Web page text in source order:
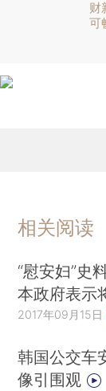
财
可
相关阅读
“慰安妇”史
本政府表示
2017年09月15日
韩国公交车
像引围观